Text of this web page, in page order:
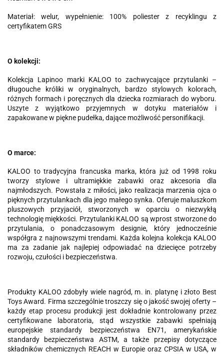
Materiał: welur, wypełnienie: 100% poliester z recyklingu z
certyfikatem GRS
O kolekcji:
Kolekcja Lapinoo marki KALOO to zachwycające przytulanki –
długouche króliki w oryginalnych, bardzo stylowych kolorach,
różnych formach i poręcznych dla dziecka rozmiarach do wyboru.
Uszyte z wyjątkowo przyjemnych w dotyku materiałów i
zapakowane w piękne pudełka, dające możliwość personifikacji.
O marce:
KALOO to tradycyjna francuska marka, która już od 1998 roku
tworzy stylowe i ultramiękkie zabawki oraz akcesoria dla
najmłodszych. Powstała z miłości, jako realizacja marzenia ojca o
pięknych przytulankach dla jego małego synka. Oferuje maluszkom
pluszowych przyjaciół, stworzonych w oparciu o niezwykłą
technologię miękkości. Przytulanki KALOO są wprost stworzone do
przytulania, o ponadczasowym designie, który jednocześnie
współgra z najnowszymi trendami. Każda kolejna kolekcja KALOO
ma za zadanie jak najlepiej odpowiadać na dziecięce potrzeby
rozwoju, czułości i bezpieczeństwa.
Produkty KALOO zdobyły wiele nagród, m. in. platynę i złoto Best
Toys Award. Firma szczególnie troszczy się o jakość swojej oferty –
każdy etap procesu produkcji jest dokładnie kontrolowany przez
certyfikowane laboratoria, stąd wszystkie zabawki spełniają
europejskie standardy bezpieczeństwa EN71, amerykańskie
standardy bezpieczeństwa ASTM, a także przepisy dotyczące
składników chemicznych REACH w Europie oraz CPSIA w USA, w